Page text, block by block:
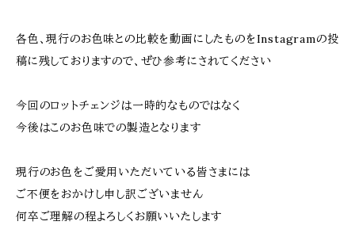
各色、現行のお色味との比較を動画にしたものをInstagramの投
稿に残しておりますので、ぜひ参考にされてください
今回のロットチェンジは一時的なものではなく
今後はこのお色味での製造となります
現行のお色をご愛用いただいている皆さまには
ご不便をおかけし申し訳ございません
何卒ご理解の程よろしくお願いいたします